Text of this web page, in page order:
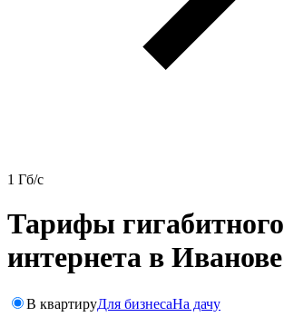
1 Гб/c
Тарифы гигабитного
интернета в Иванове
В квартируДля бизнесаНа дачу